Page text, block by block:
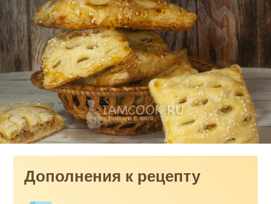
Дополнения к рецепту